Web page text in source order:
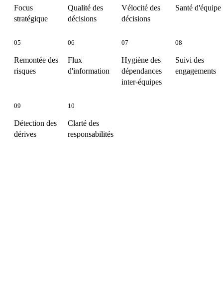
Focus
stratégique
Qualité des
décisions
Vélocité des
décisions
Santé d'équipe
05
Remontée des
risques
06
Flux
d'information
07
Hygiène des
dépendances
inter-équipes
08
Suivi des
engagements
09
Détection des
dérives
10
Clarté des
responsabilités